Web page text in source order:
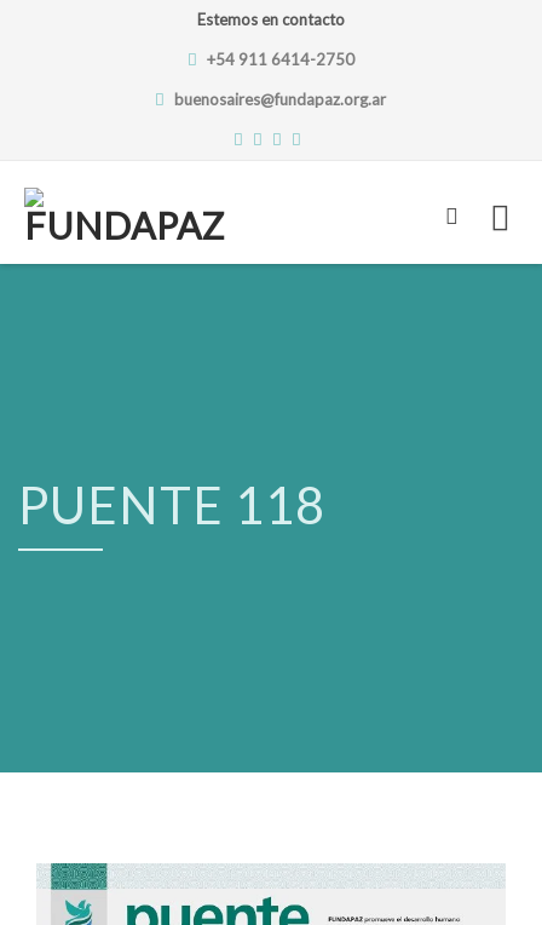
Estemos en contacto
+54 911 6414-2750
buenosaires@fundapaz.org.ar
Skip
PUENTE 118